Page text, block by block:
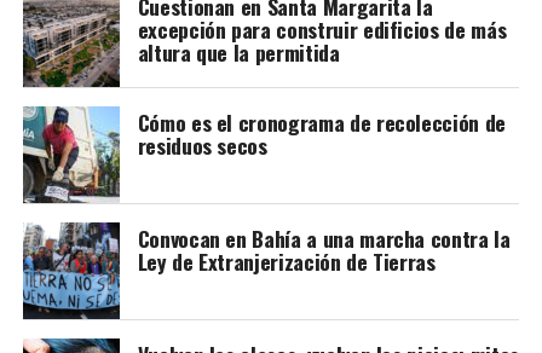
excepción para construir edificios de más
altura que la permitida
Cómo es el cronograma de recolección de
residuos secos
Convocan en Bahía a una marcha contra la
Ley de Extranjerización de Tierras